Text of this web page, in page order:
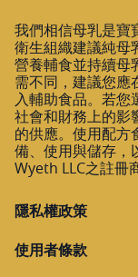
我們相信母乳是寶
衛生組織建議純母
營養輔食並持續母
需不同，建議您應
入輔助食品。若您
社會和財務上的影
的供應。使用配方
備、使用與儲存
Wyeth LLC之註冊
隱私權政策
使用者條款